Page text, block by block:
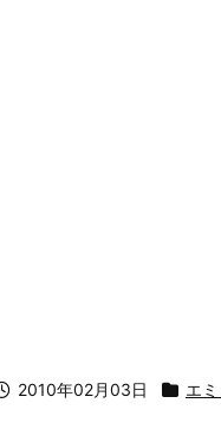
2010年02月03日 エ